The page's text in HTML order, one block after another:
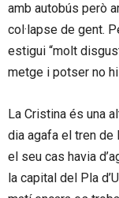
amb autobús però
col·lapse de gent.
estigui “molt
metge i potser no
La Cristina és una
dia agafa el tren de
el seu cas havia
la capital del Pla